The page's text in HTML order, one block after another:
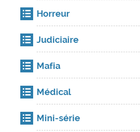
Horreur
Judiciaire
Mafia
Médical
Mini-série